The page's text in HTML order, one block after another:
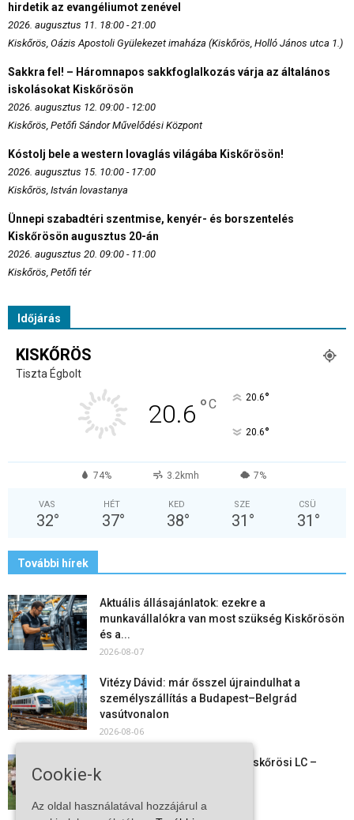
hirdetik az evangéliumot zenével
2026. augusztus 11. 18:00 - 21:00
Kiskőrös, Oázis Apostoli Gyülekezet imaháza (Kiskőrös, Holló János utca 1.)
Sakkra fel! – Háromnapos sakkfoglalkozás várja az általános
iskolásokat Kiskőrösön
2026. augusztus 12. 09:00 - 12:00
Kiskőrös, Petőfi Sándor Művelődési Központ
Kóstolj bele a western lovaglás világába Kiskőrösön!
2026. augusztus 15. 10:00 - 17:00
Kiskőrös, István lovastanya
Ünnepi szabadtéri szentmise, kenyér- és borszentelés
Kiskőrösön augusztus 20-án
2026. augusztus 20. 09:00 - 11:00
Kiskőrös, Petőfi tér
Időjárás
KISKŐRÖS
Tiszta Égbolt
20.6 °C 20.6°
20.6°
74% 3.2kmh 7%
VAS
32°
HÉT
37°
KED
38°
SZE
31 °
CSÜ
31 °
További hírek
Aktuális állásajánlatok: ezekre a
munkavállalókra van most szükség Kiskőrösön
és a...
2026-08-07
Vitézy Dávid: már ősszel újraindulhat a
személyszállítás a Budapest–Belgrád
vasútvonalon
2026-08-06
Megkezdte a felkészülést a Kiskőrösi LC –
együtt maradt a keret,...
Cookie-k
Az oldal használatával hozzájárul a